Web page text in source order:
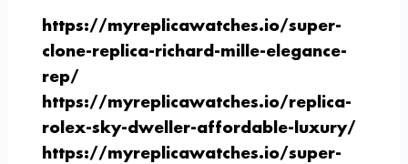
https://myreplicawatches.io/super-
clone-replica-richard-mille-elegance-
rep/
https://myreplicawatches.io/replica-
rolex-sky-dweller-affordable-luxury/
https://myreplicawatches.io/super-